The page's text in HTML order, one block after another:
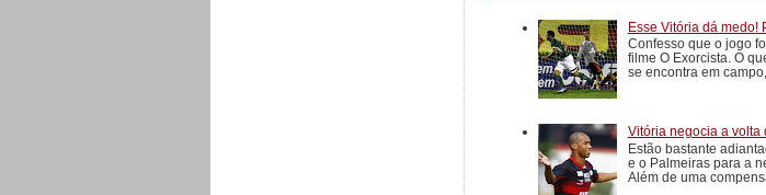
Esse Vitória dá medo!
Confesso que o jogo
filme O Exorcista. O
se encontra em campo,
Vitória negocia a volta
Estão bastante
e o Palmeiras para a
Além de uma